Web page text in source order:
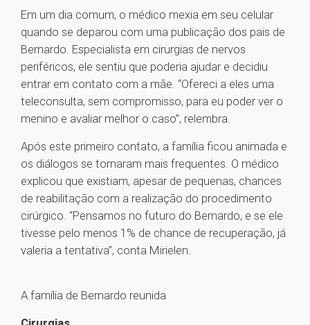
Em um dia comum, o médico mexia em seu celular
quando se deparou com uma publicação dos pais de
Bernardo. Especialista em cirurgias de nervos
periféricos, ele sentiu que poderia ajudar e decidiu
entrar em contato com a mãe. “Ofereci a eles uma
teleconsulta, sem compromisso, para eu poder ver o
menino e avaliar melhor o caso”, relembra.
Após este primeiro contato, a família ficou animada e
os diálogos se tornaram mais frequentes. O médico
explicou que existiam, apesar de pequenas, chances
de reabilitação com a realização do procedimento
cirúrgico. “Pensamos no futuro do Bernardo, e se ele
tivesse pelo menos 1% de chance de recuperação, já
valeria a tentativa”, conta Mirielen.
A família de Bernardo reunida